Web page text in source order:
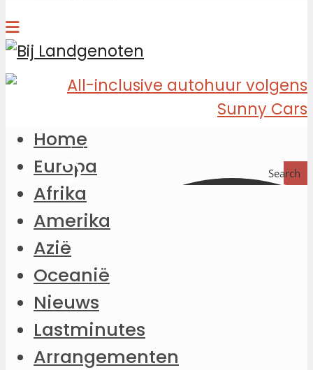
Search
Home
Europa
Afrika
Amerika
Azië
Oceanië
Nieuws
Lastminutes
Arrangementen